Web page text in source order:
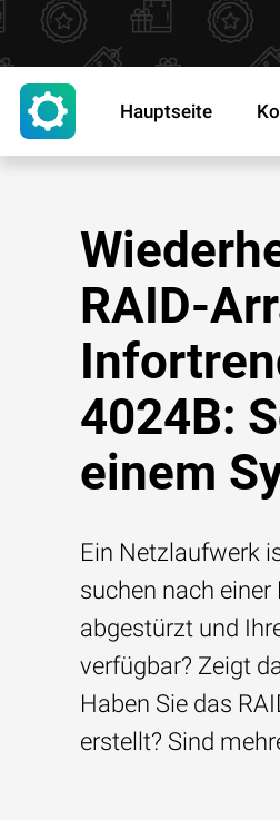
Hauptseite
RAID-
4024B:
einem
Ein Netzlaufwerk
suchen nach einer
abgestürzt und
verfügbar? Zeigt
Haben Sie das
erstellt? Sind